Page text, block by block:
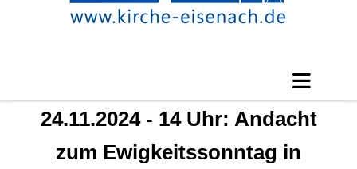
24.11.2024 - 14 Uhr: Andacht
zum Ewigkeitssonntag in